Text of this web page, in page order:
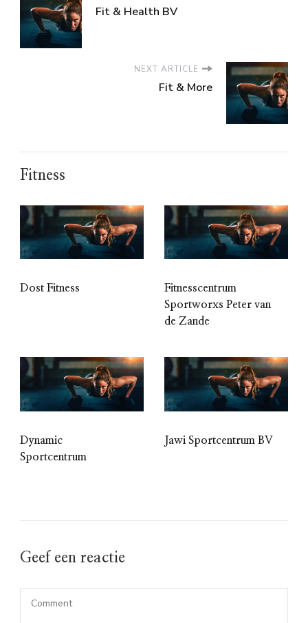
Fit & Health BV
NEXT ARTICLE
Fit & More
Fitness
Dost Fitness
Fitnesscentrum
Sportworxs Peter van
de Zande
Dynamic
Sportcentrum
Jawi Sportcentrum BV
Geef een reactie